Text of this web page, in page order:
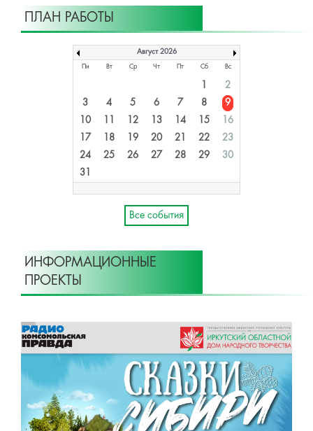
ПЛАН РАБОТЫ
Август 2026
Пн Вт Ср Чт Пт Сб Вс
1
2
3
4 5 6 7 8
9
10
11 12 13 14 15
16
17
18 19 20 21 22
23
24
25 26 27 28 29
30
31
Все события
ИНФОРМАЦИОННЫЕ
ПРОЕКТЫ